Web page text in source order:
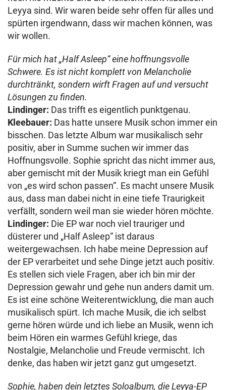
Leyya sind. Wir waren beide sehr offen für alles und
spürten irgendwann, dass wir machen können, was
wir wollen.
Für mich hat „Half Asleep“ eine hoffnungsvolle
Schwere. Es ist nicht komplett von Melancholie
durchtränkt, sondern wirft Fragen auf und versucht
Lösungen zu finden.
Lindinger: Das trifft es eigentlich punktgenau.
Kleebauer: Das hatte unsere Musik schon immer ein
bisschen. Das letzte Album war musikalisch sehr
positiv, aber in Summe suchen wir immer das
Hoffnungsvolle. Sophie spricht das nicht immer aus,
aber gemischt mit der Musik kriegt man ein Gefühl
von „es wird schon passen“. Es macht unsere Musik
aus, dass man dabei nicht in eine tiefe Traurigkeit
verfällt, sondern weil man sie wieder hören möchte.
Lindinger: Die EP war noch viel trauriger und
düsterer und „Half Asleep“ ist daraus
weitergewachsen. Ich habe meine Depression auf
der EP verarbeitet und sehe Dinge jetzt auch positiv.
Es stellen sich viele Fragen, aber ich bin mir der
Depression gewahr und gehe nun anders damit um.
Es ist eine schöne Weiterentwicklung, die man auch
musikalisch spürt. Ich mache Musik, die ich selbst
gerne hören würde und ich liebe an Musik, wenn ich
beim Hören ein warmes Gefühl kriege, das
Nostalgie, Melancholie und Freude vermischt. Ich
denke, das haben wir jetzt ganz gut umgesetzt.
Sophie, haben dein letztes Soloalbum, die Leyya-EP